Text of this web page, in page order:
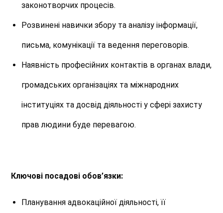
законотворчих процесів.
Розвинені навички збору та аналізу інформації,
письма, комунікації та ведення переговорів.
Наявність професійних контактів в органах влади,
громадських організаціях та міжнародних
інституціях та досвід діяльності у сфері захисту
прав людини буде перевагою.
Ключові посадові обов’язки:
Планування адвокаційної діяльності, її